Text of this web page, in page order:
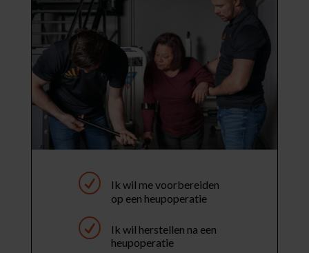
R
Ik wil me voorbereiden
op een heupoperatie
R
Ik wil herstellen na een
heupoperatie